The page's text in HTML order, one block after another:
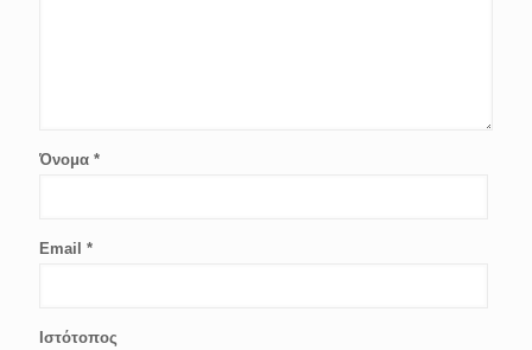
Όνομα *
Email *
Ιστότοπος